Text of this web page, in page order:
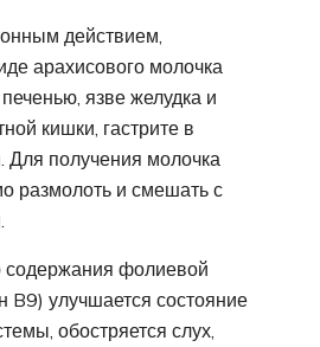
действием,
арахисового молочка
язве желудка и
кишки, гастрите в
Для получения молочка
размолоть и смешать с
содержания фолиевой
B9) улучшается состояние
обостряется слух,